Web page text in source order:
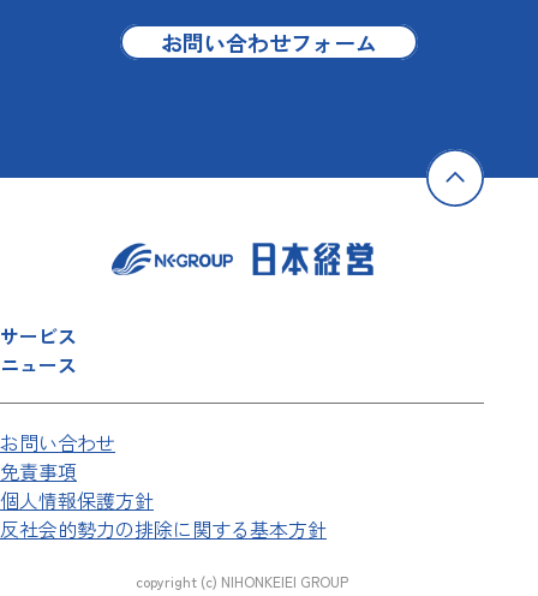
お問い合わせフォーム
サービス
ニュース
お問い合わせ
免責事項
個人情報保護方針
反社会的勢力の排除に関する基本方針
copyright (c) NIHONKEIEI GROUP